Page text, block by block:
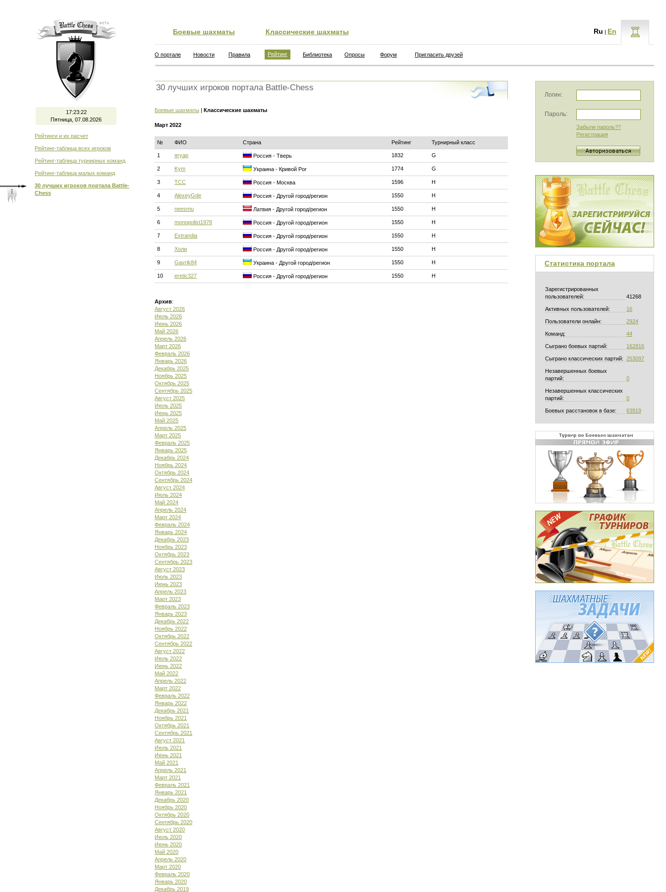
17:23:23
Пятница, 07.08.2026
Рейтинги и их расчет
Рейтинг-таблица всех игроков
Рейтинг-таблица турнирных команд
Рейтинг-таблица малых команд
30 лучших игроков портала Battle-
Chess
Боевые шахматы Классические шахматы Ru | En
О портале Новости Правила Рейтинг Библиотека Опросы Форум Пригласить друзей
30 лучших игроков портала Battle-Chess
Боевые шахматы | Классические шахматы
Март 2022
№ ФИО Страна Рейтинг Турнирный класс
1 ягуар Россия - Тверь 1832 G
2 Kym Украина - Кривой Рог 1774 G
3 ТСС Россия - Москва 1596 H
4 AlexeyGde Россия - Другой город/регион 1550 H
5 neesmu Латвия - Другой город/регион 1550 H
6 monopolist1978 Россия - Другой город/регион 1550 H
7 Extrandia Россия - Другой город/регион 1550 H
8 Холи Россия - Другой город/регион 1550 H
9 Gavrik84 Украина - Другой город/регион 1550 H
10 eretic327 Россия - Другой город/регион 1550 H
Архив:
Август 2026
Июль 2026
Июнь 2026
Май 2026
Апрель 2026
Март 2026
Февраль 2026
Январь 2026
Декабрь 2025
Ноябрь 2025
Октябрь 2025
Сентябрь 2025
Август 2025
Июль 2025
Июнь 2025
Май 2025
Апрель 2025
Март 2025
Февраль 2025
Январь 2025
Декабрь 2024
Ноябрь 2024
Октябрь 2024
Сентябрь 2024
Август 2024
Июль 2024
Май 2024
Апрель 2024
Март 2024
Февраль 2024
Январь 2024
Декабрь 2023
Ноябрь 2023
Октябрь 2023
Сентябрь 2023
Август 2023
Июль 2023
Июнь 2023
Апрель 2023
Март 2023
Февраль 2023
Январь 2023
Декабрь 2022
Ноябрь 2022
Октябрь 2022
Сентябрь 2022
Август 2022
Июль 2022
Июнь 2022
Май 2022
Апрель 2022
Март 2022
Февраль 2022
Январь 2022
Декабрь 2021
Ноябрь 2021
Октябрь 2021
Сентябрь 2021
Август 2021
Июль 2021
Июнь 2021
Май 2021
Апрель 2021
Март 2021
Февраль 2021
Январь 2021
Декабрь 2020
Ноябрь 2020
Октябрь 2020
Сентябрь 2020
Август 2020
Июль 2020
Июнь 2020
Май 2020
Апрель 2020
Март 2020
Февраль 2020
Январь 2020
Декабрь 2019
Логин:
Пароль:
Забыли пароль??
Регистрация
Статистика портала
Зарегистрированных
пользователей:
41268
Активных пользователей: 16
Пользователи онлайн: 2924
Команд: 44
Сыграно боевых партий: 162816
Сыграно классических партий: 253097
Незавершенных боевых
партий:
0
Незавершенных классических
партий:
0
Боевых расстановок в базе: 63919